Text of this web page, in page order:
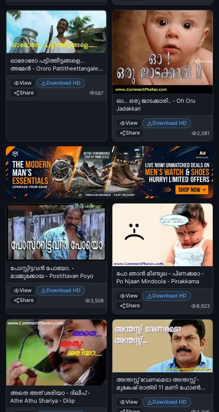
ഓരോരോ പട്ടിത്തീട്ടങ്ങളെ...
അമേന്‍ - Ororo Pattitheettangale..
Amen
View
Download HD
Share
587
ഓ... ഒരു ജാടക്കാരി.. - Oh Oru
Jadakkari
View
Download HD
Share
2,081
Ad
പോസ്റ്റിട്ടവന്‍ പോയോ. -
മാമ്മുക്കോയ - Postittavan Poyo
View
Download HD
Share
3,508
പോ ഞാന്‍ മിണ്ടൂല - പിണക്കമാ -
Po Njaan Mindoola - Pinakkama
View
Download HD
Share
8,923
അതെ അത് ശരിയാ - ദിലീപ് -
Athe Athu Shariya - Dilip
അന്തസ്സ് വേണമെടാ അന്തസ്സ് -
മുകേഷ് രാത്രി 11 മണി ഫോണ്‍
കോള്‍ - Anthas Venameda
Anthassu - Mukesh Night 11 O
View
Download HD